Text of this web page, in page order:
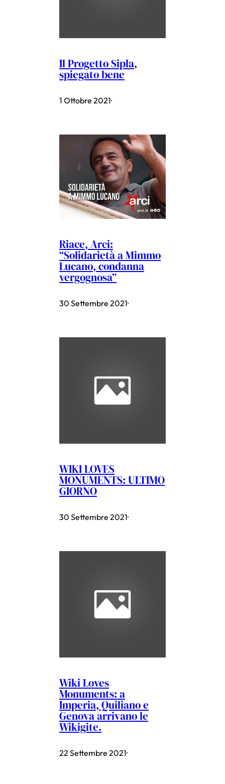
Il Progetto Sipla,
spiegato bene
1 Ottobre 2021·
Riace, Arci:
“Solidarietà a Mimmo
Lucano, condanna
vergognosa”
30 Settembre 2021·
WIKI LOVES
MONUMENTS: ULTIMO
GIORNO
30 Settembre 2021·
Wiki Loves
Monuments: a
Imperia, Quiliano e
Genova arrivano le
Wikigite.
22 Settembre 2021·